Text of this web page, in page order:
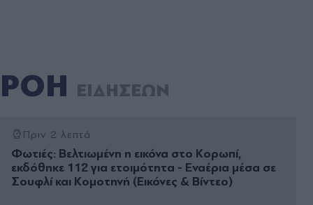
ΡΟΗ ΕΙΔΗΣΕΩΝ
Πριν 2 λεπτά
Φωτιές: Βελτιωμένη η εικόνα στο Κορωπί,
εκδόθηκε 112 για ετοιμότητα - Εναέρια μέσα σε
Σουφλί και Κομοτηνή (Εικόνες & Βίντεο)